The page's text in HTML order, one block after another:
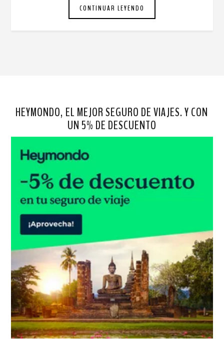
CONTINUAR LEYENDO
HEYMONDO, EL MEJOR SEGURO DE VIAJES. Y CON
UN 5% DE DESCUENTO